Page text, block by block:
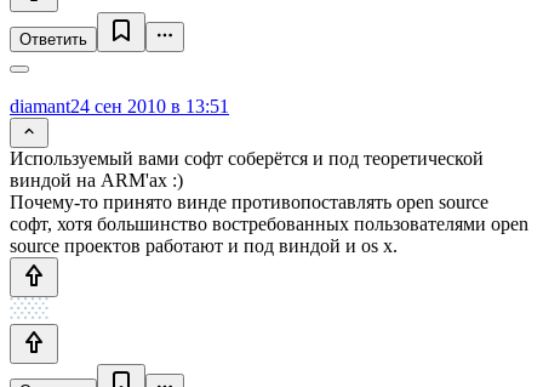
Ответить
diamant24 сен 2010 в 13:51
Используемый вами софт соберётся и под теоретической
виндой на ARM'ах :)
Почему-то принято винде противопоставлять open source
софт, хотя большинство востребованных пользователями open
source проектов работают и под виндой и os x.